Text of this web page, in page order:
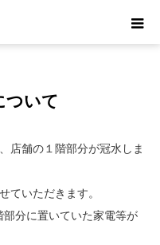
について
ついて
店舗の１階部分が冠水しま
ていただきます。
分に置いていた家電等が